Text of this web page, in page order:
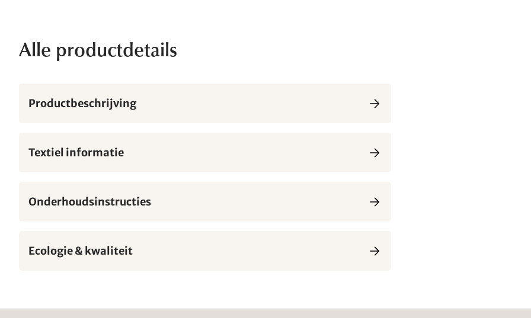
Alle productdetails
Productbeschrijving
Textiel informatie
Onderhoudsinstructies
Ecologie & kwaliteit